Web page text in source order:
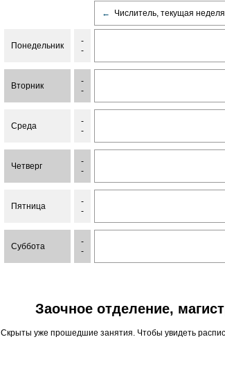
← Числитель, текущая
Понедельник
-
-
Вторник
-
-
Среда
-
-
Четверг
-
-
Пятница
-
-
Суббота
-
-
Заочное отделение,
Скрыты уже прошедшие занятия. Чтобы увидеть